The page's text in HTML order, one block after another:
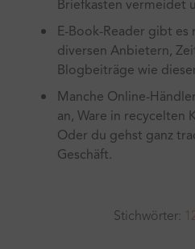
Briefkasten vermeidet
E-Book-Reader gibt
diversen Anbietern,
Blogbeiträge wie
Manche Online-
an, Ware in recycelten
Oder du gehst ganz
Geschäft.
Stichwörter: